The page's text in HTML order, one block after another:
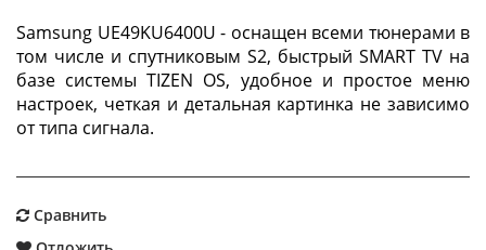
Samsung UE49KU6400U - оснащен всеми тюнерами в
том числе и спутниковым S2, быстрый SMART TV на
базе системы TIZEN OS, удобное и простое меню
настроек, четкая и детальная картинка не зависимо
от типа сигнала.
Сравнить